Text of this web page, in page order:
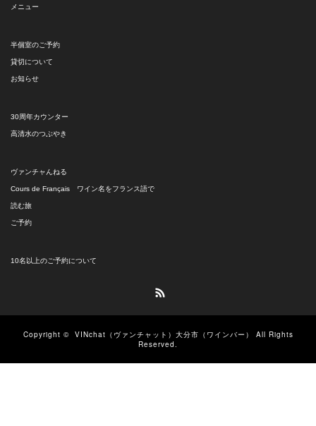
メニュー
半個室のご予約
貸切について
お知らせ
30周年カウンター
高清水のつぶやき
ヴァンチャんねる
Cours de Français ワイン名をフランス語で
読む旅
ご予約
10名以上のご予約について
Copyright © VINchat（ヴァンチャット）大分市（ワインバー）
All Rights
Reserved.